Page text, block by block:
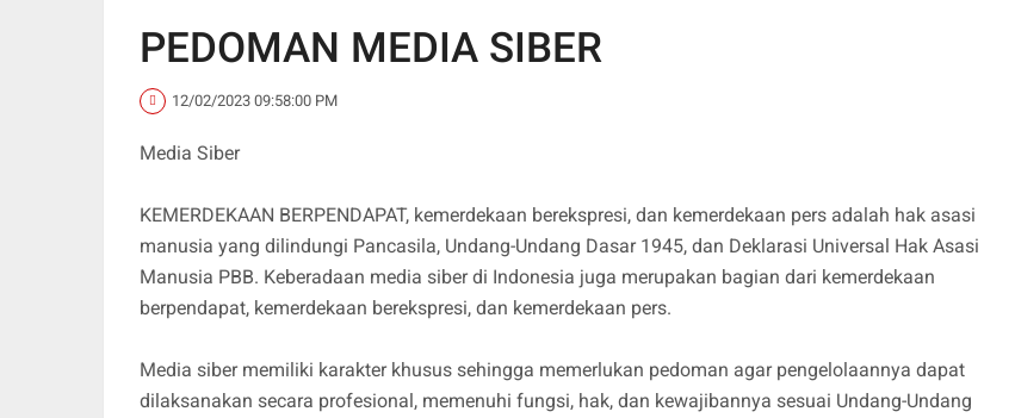
PEDOMAN MEDIA SIBER
12/02/2023 09:58:00 PM
Media Siber
KEMERDEKAAN BERPENDAPAT, kemerdekaan berekspresi, dan kemerdekaan pers adalah hak asasi
manusia yang dilindungi Pancasila, Undang-Undang Dasar 1945, dan Deklarasi Universal Hak Asasi
Manusia PBB. Keberadaan media siber di Indonesia juga merupakan bagian dari kemerdekaan
berpendapat, kemerdekaan berekspresi, dan kemerdekaan pers.
Media siber memiliki karakter khusus sehingga memerlukan pedoman agar pengelolaannya dapat
dilaksanakan secara profesional, memenuhi fungsi, hak, dan kewajibannya sesuai Undang-Undang